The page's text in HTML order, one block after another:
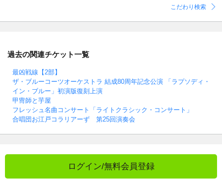
こだわり検索
過去の関連チケット一覧
最凶戦線【2部】
ザ・ブルーコーツオーケストラ 結成80周年記念公演 「ラプソディ・
イン・ブルー」初演版復刻上演
甲冑師と芋屋
フレッシュ名曲コンサート「ライトクラシック・コンサート」
合唱団お江戸コラリアーず 第25回演奏会
ログイン/無料会員登録